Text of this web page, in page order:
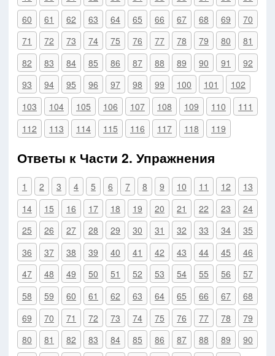
60
61 62 63 64 65 66 67 68 69
70
71
72 73 74 75 76 77 78 79 80
81
82
83 84 85 86 87 88 89 90 91
92
93
94 95 96 97 98 99 100 101
102
103
104 105 106 107 108 109 110
111
112
113 114 115 116 117 118 119
Ответы к Части 2. Упражнения
1 2 3 4 5 6 7 8 9 10 11 12
13
14
15 16 17 18 19 20 21 22 23
24
25
26 27 28 29 30 31 32 33 34
35
36
37 38 39 40 41 42 43 44 45
46
47
48 49 50 51 52 53 54 55 56
57
58
59 60 61 62 63 64 65 66 67
68
69
70 71 72 73 74 75 76 77 78
79
80
81 82 83 84 85 86 87 88 89
90